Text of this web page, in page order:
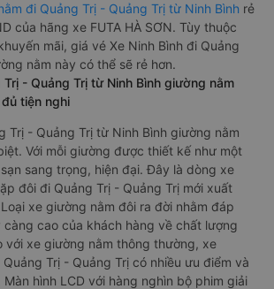
đi Quảng Trị - Quảng Trị từ Ninh Bình rẻ
của hãng xe FUTA HÀ SƠN. Tùy thuộc
mãi, giá vé Xe Ninh Bình đi Quảng
nằm này có thể sẽ rẻ hơn.
- Quảng Trị từ Ninh Bình giường nằm
tiện nghi
Trị - Quảng Trị từ Ninh Bình giường nằm
Với mỗi giường được thiết kế như một
sang trọng, hiện đại. Đây là dòng xe
đôi đi Quảng Trị - Quảng Trị mới xuất
xe giường nằm đôi ra đời nhằm đáp
cao của khách hàng về chất lượng
với xe giường nằm thông thường, xe
Trị - Quảng Trị có nhiều ưu điểm và
hình LCD với hàng nghìn bộ phim giải